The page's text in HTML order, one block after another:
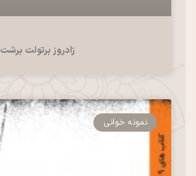
زادروز برتولت برشت
نمونه خوانی